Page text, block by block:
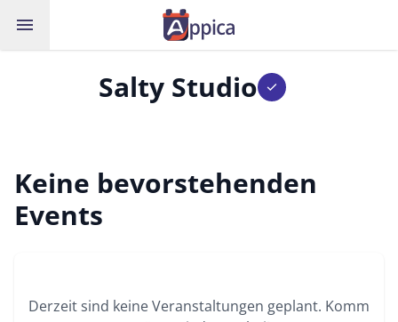
menu
Salty Studio check
Keine bevorstehenden
Events
Derzeit sind keine Veranstaltungen geplant. Komm